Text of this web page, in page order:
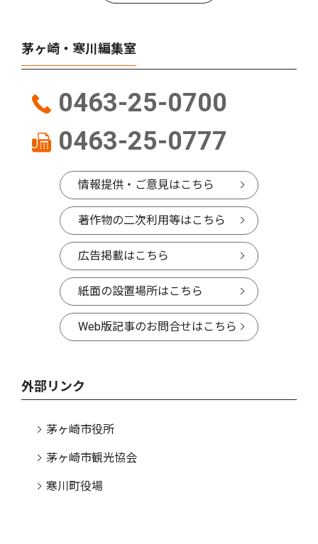
茅ヶ崎・寒川編集室
0463-25-0700
0463-25-0777
情報提供・ご意見はこちら
著作物の二次利用等はこちら
広告掲載はこちら
紙面の設置場所はこちら
Web版記事のお問合せはこちら
外部リンク
茅ヶ崎市役所
茅ヶ崎市観光協会
寒川町役場